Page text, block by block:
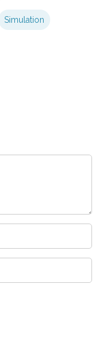
Simulation